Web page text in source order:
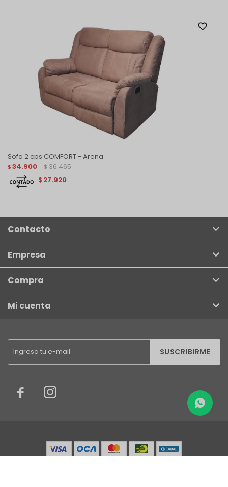
Sofa 2 cps COMFORT - Arena
$ 34.900 $ 36.465
$ 27.920
SUSCRIBIRME
 
Contacto
Empresa
Compra
Mi cuenta